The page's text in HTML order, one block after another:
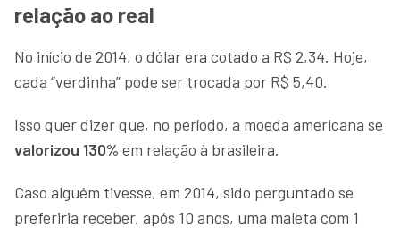
relação ao real
No início de 2014, o dólar era cotado a R$ 2,34. Hoje,
cada “verdinha” pode ser trocada por R$ 5,40.
Isso quer dizer que, no período, a moeda americana se
valorizou 130% em relação à brasileira.
Caso alguém tivesse, em 2014, sido perguntado se
preferiria receber, após 10 anos, uma maleta com 1